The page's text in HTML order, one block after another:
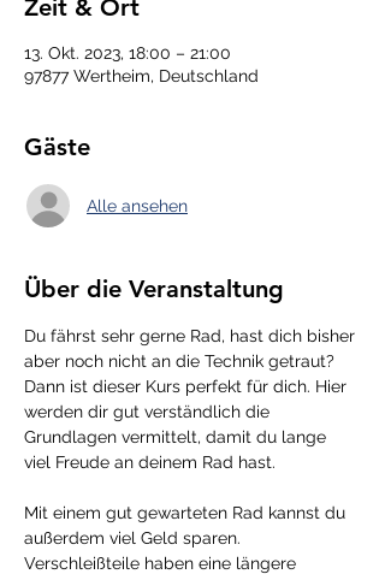
Zeit & Ort
13. Okt. 2023, 18:00 – 21:00
97877 Wertheim, Deutschland
Gäste
Alle ansehen
Über die Veranstaltung
Du fährst sehr gerne Rad, hast dich bisher
aber noch nicht an die Technik getraut?
Dann ist dieser Kurs perfekt für dich. Hier
werden dir gut verständlich die
Grundlagen vermittelt, damit du lange
viel Freude an deinem Rad hast.
Mit einem gut gewarteten Rad kannst du
außerdem viel Geld sparen.
Verschleißteile haben eine längere